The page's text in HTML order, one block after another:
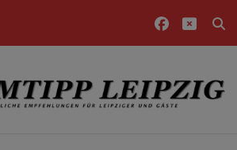
für Leipziger und Gäste